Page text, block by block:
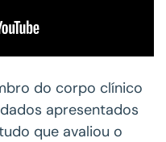
do corpo clínico
apresentados
que avaliou o